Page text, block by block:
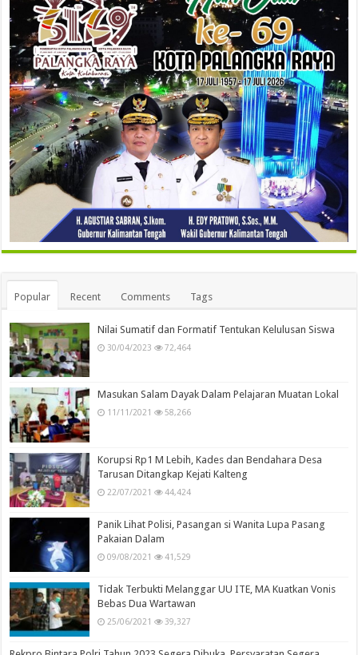
Popular Recent Comments Tags
Nilai Sumatif dan Formatif Tentukan Kelulusan Siswa
30/04/2023 72,464
Masukan Salam Dayak Dalam Pelajaran Muatan Lokal
11/11/2021 58,266
Korupsi Rp1 M Lebih, Kades dan Bendahara Desa
Tarusan Ditangkap Kejati Kalteng
22/07/2021 44,424
Panik Lihat Polisi, Pasangan si Wanita Lupa Pasang
Pakaian Dalam
09/08/2021 41,529
Tidak Terbukti Melanggar UU ITE, MA Kuatkan Vonis
Bebas Dua Wartawan
25/06/2021 39,327